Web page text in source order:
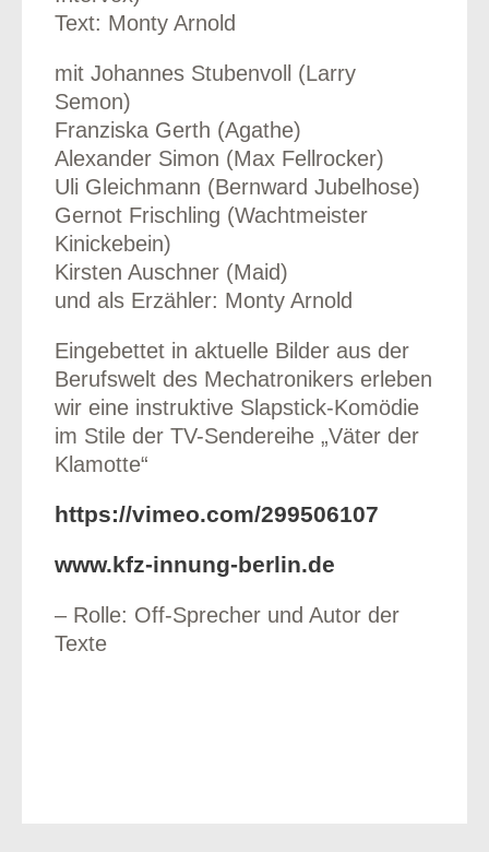
Text: Monty Arnold
mit Johannes Stubenvoll (Larry
Semon)
Franziska Gerth (Agathe)
Alexander Simon (Max Fellrocker)
Uli Gleichmann (Bernward Jubelhose)
Gernot Frischling (Wachtmeister
Kinickebein)
Kirsten Auschner (Maid)
und als Erzähler: Monty Arnold
Eingebettet in aktuelle Bilder aus der
Berufswelt des Mechatronikers erleben
wir eine instruktive Slapstick-Komödie
im Stile der TV-Sendereihe „Väter der
Klamotte“
https://vimeo.com/299506107
www.kfz-innung-berlin.de
– Rolle: Off-Sprecher und Autor der
Texte